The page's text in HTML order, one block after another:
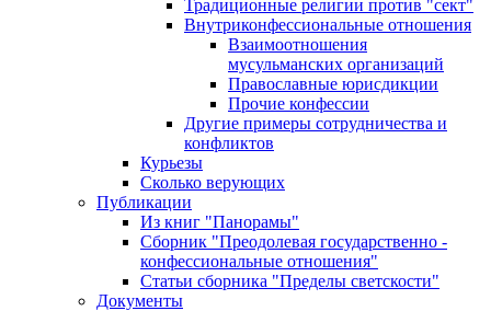
Традиционные религии против "сект"
Внутриконфессиональные отношения
Взаимоотношения
мусульманских организаций
Православные юрисдикции
Прочие конфессии
Другие примеры сотрудничества и
конфликтов
Курьезы
Сколько верующих
Публикации
Из книг "Панорамы"
Сборник "Преодолевая государственно -
конфессиональные отношения"
Статьи сборника "Пределы светскости"
Документы